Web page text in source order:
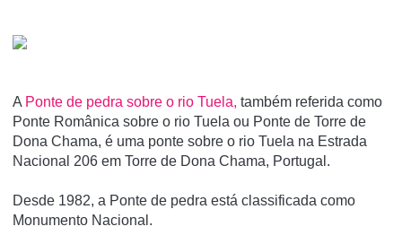
A Ponte de pedra sobre o rio Tuela, também referida como
Ponte Românica sobre o rio Tuela ou Ponte de Torre de
Dona Chama, é uma ponte sobre o rio Tuela na Estrada
Nacional 206 em Torre de Dona Chama, Portugal.
Desde 1982, a Ponte de pedra está classificada como
Monumento Nacional.